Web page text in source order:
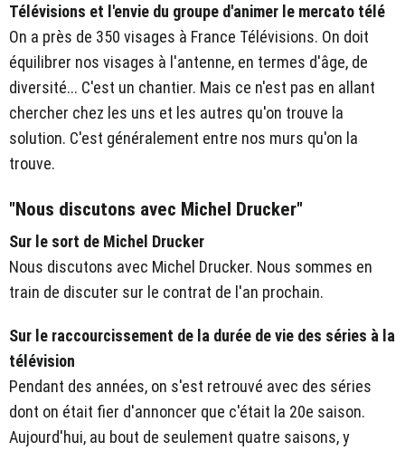
Télévisions et l'envie du groupe d'animer le mercato télé
On a près de 350 visages à France Télévisions. On doit
équilibrer nos visages à l'antenne, en termes d'âge, de
diversité... C'est un chantier. Mais ce n'est pas en allant
chercher chez les uns et les autres qu'on trouve la
solution. C'est généralement entre nos murs qu'on la
trouve.
"Nous discutons avec Michel Drucker"
Sur le sort de Michel Drucker
Nous discutons avec Michel Drucker. Nous sommes en
train de discuter sur le contrat de l'an prochain.
Sur le raccourcissement de la durée de vie des séries à la
télévision
Pendant des années, on s'est retrouvé avec des séries
dont on était fier d'annoncer que c'était la 20e saison.
Aujourd'hui, au bout de seulement quatre saisons, y